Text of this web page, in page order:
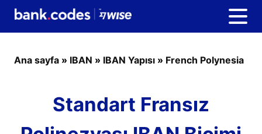
Ana sayfa » IBAN » IBAN Yapısı » French Polynesia
Standart Fransız